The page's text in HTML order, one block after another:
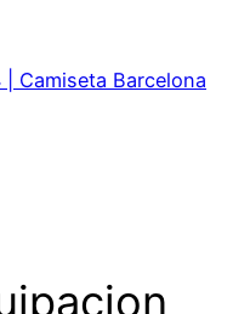
Camiseta Barcelona